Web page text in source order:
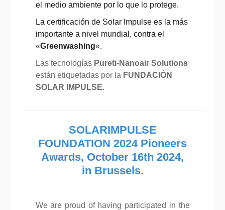
el medio ambiente por lo que lo protege.
La certificación de Solar Impulse es la más
importante a nivel mundial, contra el
«Greenwashing«.
Las tecnologías Pureti-Nanoair Solutions
están etiquetadas por la FUNDACIÓN
SOLAR IMPULSE.
SOLARIMPULSE
FOUNDATION 2024 Pioneers
Awards, October 16th 2024,
in Brussels.
We are proud of having participated in the